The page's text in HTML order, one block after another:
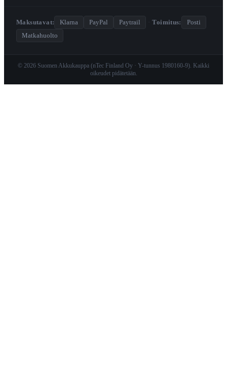
Maksutavat: Klarna PayPal Paytrail · Toimitus:
Posti
Matkahuolto
© 2026 Suomen Akkukauppa (nTec Finland Oy · Y-tunnus 1980160-9). Kaikki
oikeudet pidätetään.